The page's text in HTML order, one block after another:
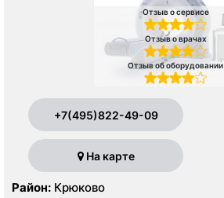
Отзыв о сервисе
Отзыв о врачах
Отзыв об оборудовании
+7(495)822-49-09
На карте
Район: Крюково